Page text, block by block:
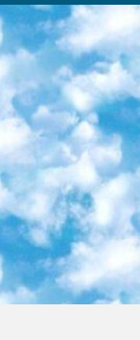
теста по математике. 11. Специальность для умственно отсталых детей. Для 9 класса Родной язык и литературное письмо Государственный язык (язык обучения – узбекский). для неклассов) написано Математическое письмо Письменная/устная история Узбекистана Физическое воспитание практично Итоговый контроль Для 11 класса Написание родного языка и литературы (эссе) Математическое письмо Узбекский язык (обучение на узбекском языке) не посещающее общее среднее образование для учреждений)/Образовательное учреждение выбор письменный и устный Иностранный язык письменный/устный Письменная/устная история Узбекистана *По выбору студента:  Химия  Физика  Основы государственного права  География 10 бесплатных образовательных ресурсов - Мы составили подборку онлайн-проектов с интерактивными упражнениями, видеолекциями и статьями. Они помогут вам обрести новые и освежить старые знания бесплатно. 1. «ИНТУИТ» Старейшая образовательная площадка Рунета. Здесь вы найдёте сотни текстовых и видеокурсов на десятки различных тем — от программирования до психологии. Многие курсы подготовлены российскими университетами и крупными международными компаниями вроде Intel и Microsoft. Самостоятельное обучение бесплатное, но желающие могут оплатить услуги персональных наставников. 2. «Смартия» знакомит с актуальными профессиями и подсказывает, как им обучаться. Выбрав заинтересовавшую вас специальность — SMM-специалист, фотограф, веб-дизайнер или другую, — увидите список необходимых для неё умений. Чтобы вы могли освоить их самостоятельно, для каждого умения площадка отображает подборку ссылок на учебные